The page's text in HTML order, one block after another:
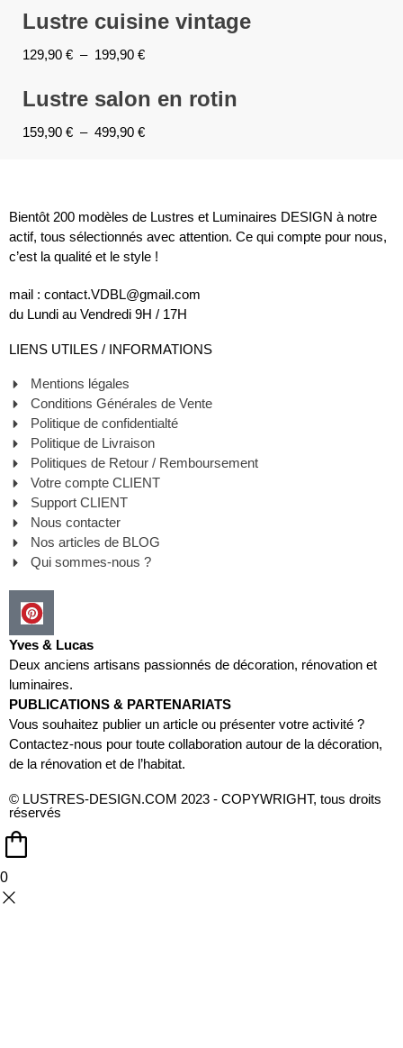
Lustre cuisine vintage
129,90 € – 199,90 €
Lustre salon en rotin
159,90 € – 499,90 €
Bientôt 200 modèles de Lustres et Luminaires DESIGN à notre
actif, tous sélectionnés avec attention. Ce qui compte pour nous,
c’est la qualité et le style !
mail : contact.VDBL@gmail.com
du Lundi au Vendredi 9H / 17H
LIENS UTILES / INFORMATIONS
Mentions légales
Conditions Générales de Vente
Politique de confidentialté
Politique de Livraison
Politiques de Retour / Remboursement
Votre compte CLIENT
Support CLIENT
Nous contacter
Nos articles de BLOG
Qui sommes-nous ?
Yves & Lucas
Deux anciens artisans passionnés de décoration, rénovation et
luminaires.
PUBLICATIONS & PARTENARIATS
Vous souhaitez publier un article ou présenter votre activité ?
Contactez-nous pour toute collaboration autour de la décoration,
de la rénovation et de l’habitat.
© LUSTRES-DESIGN.COM 2023 - COPYWRIGHT, tous droits
réservés
0